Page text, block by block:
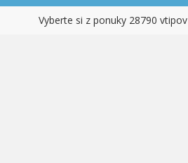
Vyberte si z ponuky 28790 vtipov